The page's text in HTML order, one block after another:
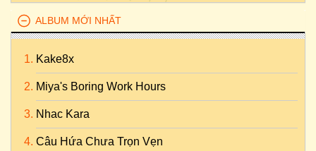
ALBUM MỚI NHẤT
Kake8x
Miya's Boring Work Hours
Nhac Kara
Câu Hứa Chưa Trọn Vẹn